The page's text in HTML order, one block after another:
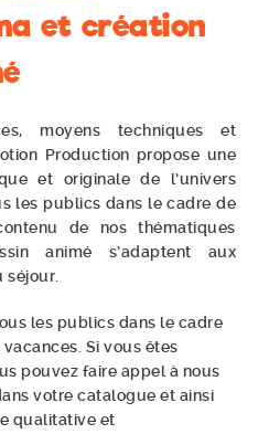
et création
moyens techniques et
Production propose une
et originale de l’univers
les publics dans le cadre de
de nos thématiques
animé s’adaptent aux
les publics dans le cadre
Si vous êtes
pouvez faire appel à nous
votre catalogue et ainsi
qualitative et